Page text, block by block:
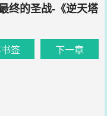
终的圣战-《逆天塔
签 下一章